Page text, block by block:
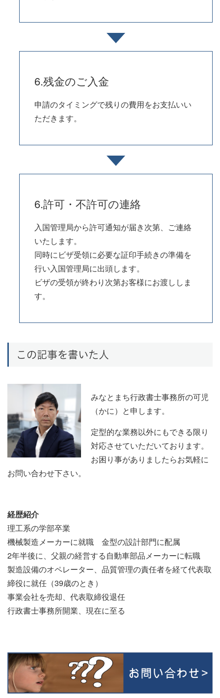
6.残金のご入金
申請のタイミングで残りの費用をお支払いい
ただきます。
6.許可・不許可の連絡
入国管理局から許可通知が届き次第、ご連絡
いたします。
同時にビザ受領に必要な証印手続きの準備を
行い入国管理局に出頭します。
ビザの受領が終わり次第お客様にお渡ししま
す。
この記事を書いた人
みなとまち行政書士事務所の可児
（かに）と申します。
定型的な業務以外にもできる限り
対応させていただいております。
お困り事がありましたらお気軽に
お問い合わせ下さい。
経歴紹介
理工系の学部卒業
機械製造メーカーに就職 金型の設計部門に配属
2年半後に、父親の経営する自動車部品メーカーに転職
製造設備のオペレーター、品質管理の責任者を経て代表取
締役に就任（39歳のとき）
事業会社を売却、代表取締役退任
行政書士事務所開業、現在に至る